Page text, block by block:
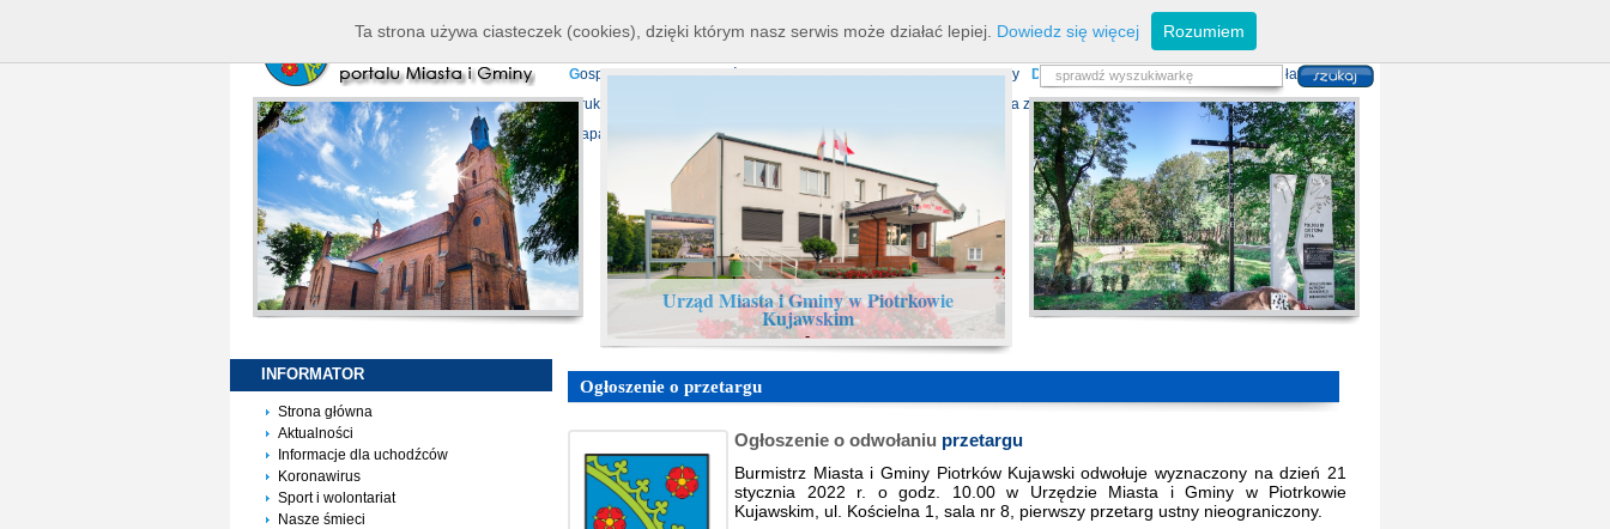
arządzanie kryzysowe
P
rojekty europejskie undusz Dróg Samorządowych ządowy Fundusz Rozwoju Dróg
lan zagospodarowania
Gospodarka nieruchomościami Echo Piotrkowa - Informator Lokalny D ziałalność gospodarcza
odatki i opłaty lokalne
D ruki do pobrania
widencja zbiorów i usług danych przestrzennych
Mapa serwisu
Urząd Miasta i Gminy w Piotrkowie
Kujawskim
-
INFORMATOR
Strona główna
Aktualności
Informacje dla uchodźców
Koronawirus
Sport i wolontariat
Nasze śmieci
Ogłoszenie o przetargu
Ogłoszenie o odwołaniu przetargu
Burmistrz Miasta i Gminy Piotrków Kujawski odwołuje wyznaczony na dzień 21
stycznia 2022 r. o godz. 10.00 w Urzędzie Miasta i Gminy w Piotrkowie
Kujawskim, ul. Kościelna 1, sala nr 8, pierwszy przetarg ustny nieograniczony.
Ta strona używa ciasteczek (cookies), dzięki którym nasz serwis może działać lepiej. Dowiedz się więcej Rozumiem